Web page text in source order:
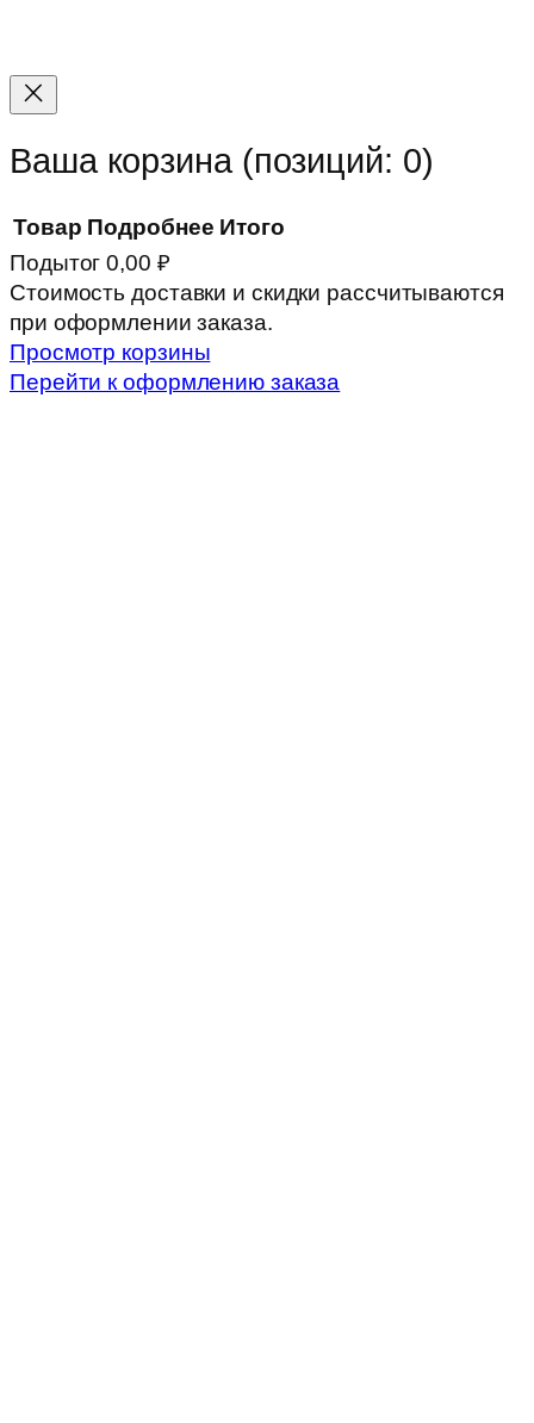
Прокрутка
вверх
Ваша корзина (позиций: 0)
Товары
в
корзине
Товар Подробнее Итого
Подытог0,00 ₽
Стоимость доставки и скидки рассчитываются
при оформлении заказа.
Просмотр корзины
Перейти к оформлению заказа